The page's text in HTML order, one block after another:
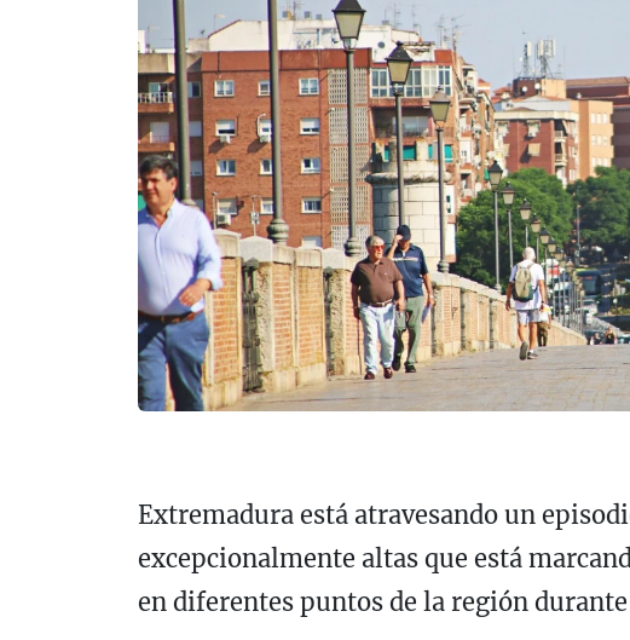
Extremadura está atravesando un
excepcionalmente altas que está
en diferentes puntos de la región